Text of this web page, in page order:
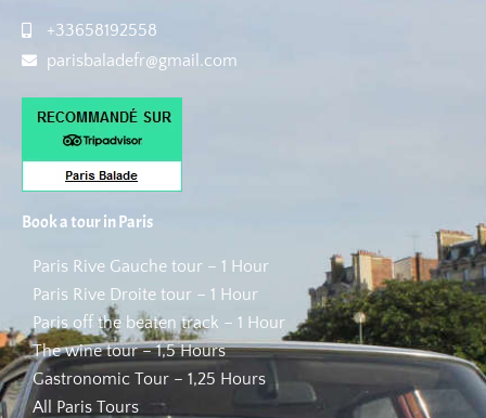
+33658192558
parisbaladefr@gmail.com
Book a tour in Paris
Paris Rive Gauche tour – 1 Hour
Paris Rive Droite tour – 1 Hour
Paris off the beaten track – 1 Hour
The wine tour – 1,5 Hours
Gastronomic Tour – 1,25 Hours
All Paris Tours